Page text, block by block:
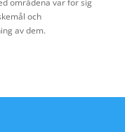
områdena var för sig
och
av dem.